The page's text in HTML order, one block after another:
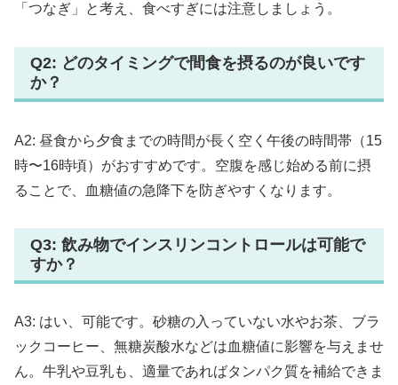
「つなぎ」と考え、食べすぎには注意しましょう。
Q2: どのタイミングで間食を摂るのが良いです
か？
A2: 昼食から夕食までの時間が長く空く午後の時間帯（15
時〜16時頃）がおすすめです。空腹を感じ始める前に摂
ることで、血糖値の急降下を防ぎやすくなります。
Q3: 飲み物でインスリンコントロールは可能で
すか？
A3: はい、可能です。砂糖の入っていない水やお茶、ブラ
ックコーヒー、無糖炭酸水などは血糖値に影響を与えませ
ん。牛乳や豆乳も、適量であればタンパク質を補給できま